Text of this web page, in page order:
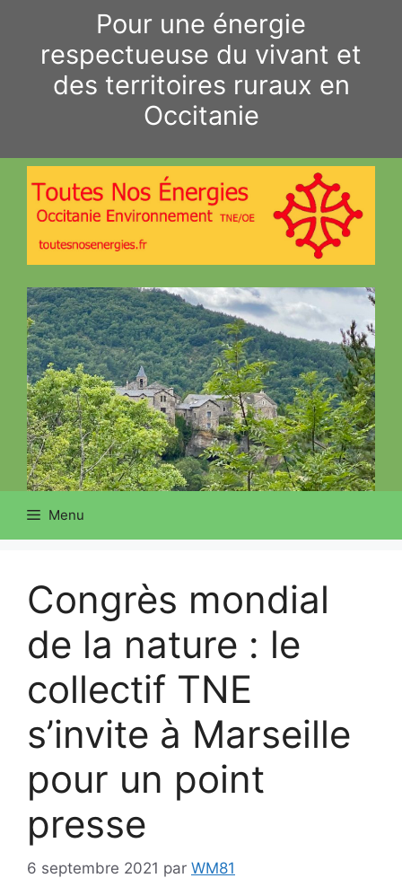
contenu
Pour une énergie
respectueuse du vivant et
des territoires ruraux en
Occitanie
Menu
Congrès mondial
de la nature : le
collectif TNE
s’invite à Marseille
pour un point
presse
6 septembre 2021 par WM81